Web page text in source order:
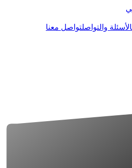
الأسئلة والتواصلتواصل معنا